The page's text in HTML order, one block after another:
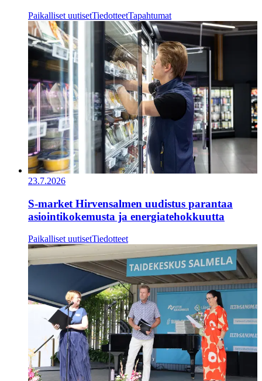
Paikalliset uutisetTiedotteetTapahtumat
23.7.2026
S-market Hirvensalmen uudistus parantaa
asiointikokemusta ja energiatehokkuutta
Paikalliset uutisetTiedotteet